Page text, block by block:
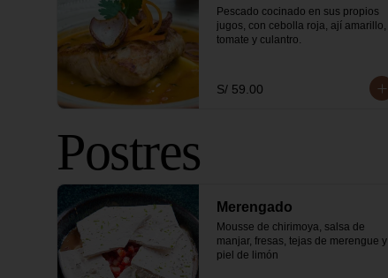
Pescado cocinado en sus propios
jugos, con cebolla roja, ají amarillo,
tomate y culantro.
S/ 59.00
Postres
Merengado
Mousse de chirimoya, salsa de
manjar, fresas, tejas de merengue y
piel de limón